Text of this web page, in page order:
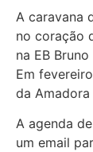
A caravana
no coração
na EB
Em
da Amadora
A agenda
um email